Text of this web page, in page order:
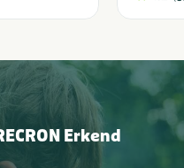
Erkend